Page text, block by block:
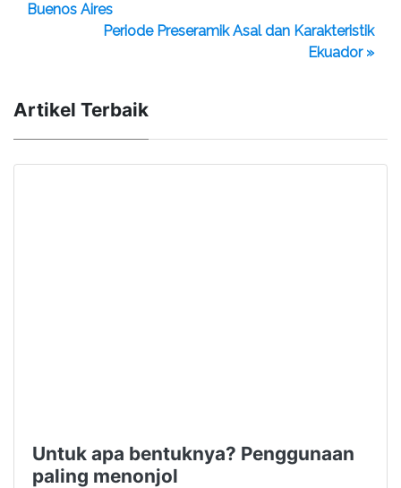
Buenos Aires
Periode Preseramik Asal dan Karakteristik
Ekuador »
Artikel Terbaik
Untuk apa bentuknya? Penggunaan
paling menonjol